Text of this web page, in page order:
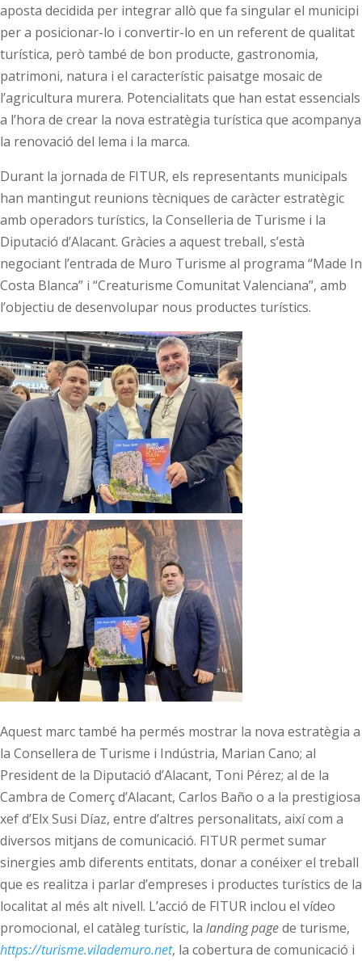
aposta decidida per integrar allò que fa singular el municipi
per a posicionar-lo i convertir-lo en un referent de qualitat
turística, però també de bon producte, gastronomia,
patrimoni, natura i el característic paisatge mosaic de
l’agricultura murera. Potencialitats que han estat essencials
a l’hora de crear la nova estratègia turística que acompanya
la renovació del lema i la marca.
Durant la jornada de FITUR, els representants municipals
han mantingut reunions tècniques de caràcter estratègic
amb operadors turístics, la Conselleria de Turisme i la
Diputació d’Alacant. Gràcies a aquest treball, s’està
negociant l’entrada de Muro Turisme al programa “Made In
Costa Blanca” i “Creaturisme Comunitat Valenciana”, amb
l’objectiu de desenvolupar nous productes turístics.
Aquest marc també ha permés mostrar la nova estratègia a
la Consellera de Turisme i Indústria, Marian Cano; al
President de la Diputació d’Alacant, Toni Pérez; al de la
Cambra de Comerç d’Alacant, Carlos Baño o a la prestigiosa
xef d’Elx Susi Díaz, entre d’altres personalitats, així com a
diversos mitjans de comunicació. FITUR permet sumar
sinergies amb diferents entitats, donar a conéixer el treball
que es realitza i parlar d’empreses i productes turístics de la
localitat al més alt nivell. L’acció de FITUR inclou el vídeo
promocional, el catàleg turístic, la landing pagede turisme,
https://turisme.vilademuro.net, la cobertura de comunicació i